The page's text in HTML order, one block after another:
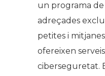
un programa
adreçades
petites i
ofereixen
ciberseguretat.